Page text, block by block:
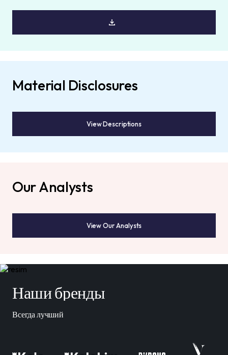
Material Disclosures
View Descriptions
Our Analysts
View Our Analysts
Наши бренды
Всегда лучший